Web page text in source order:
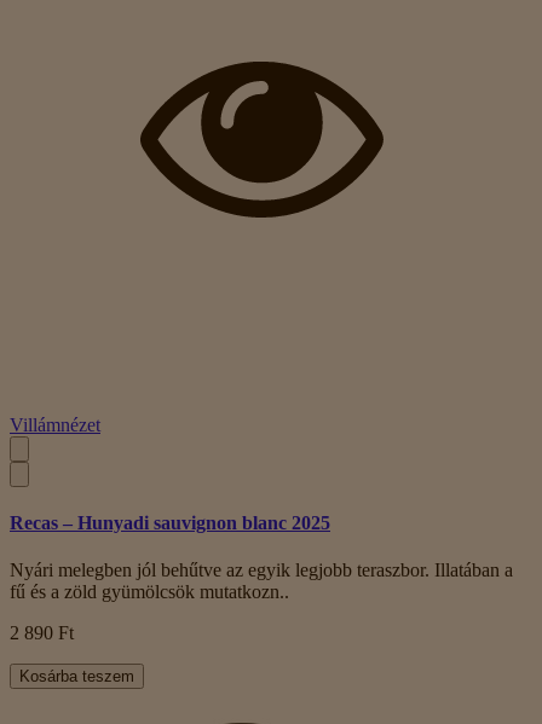
Villámnézet
Recas – Hunyadi sauvignon blanc 2025
Nyári melegben jól behűtve az egyik legjobb teraszbor. Illatában a
fű és a zöld gyümölcsök mutatkozn..
2 890 Ft
Kosárba teszem